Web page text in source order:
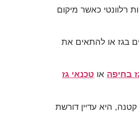
רלוונטי כאשר מיקום
בגז או להתאים את
בחיפה או טכנאי גז
היא עדיין דורשת